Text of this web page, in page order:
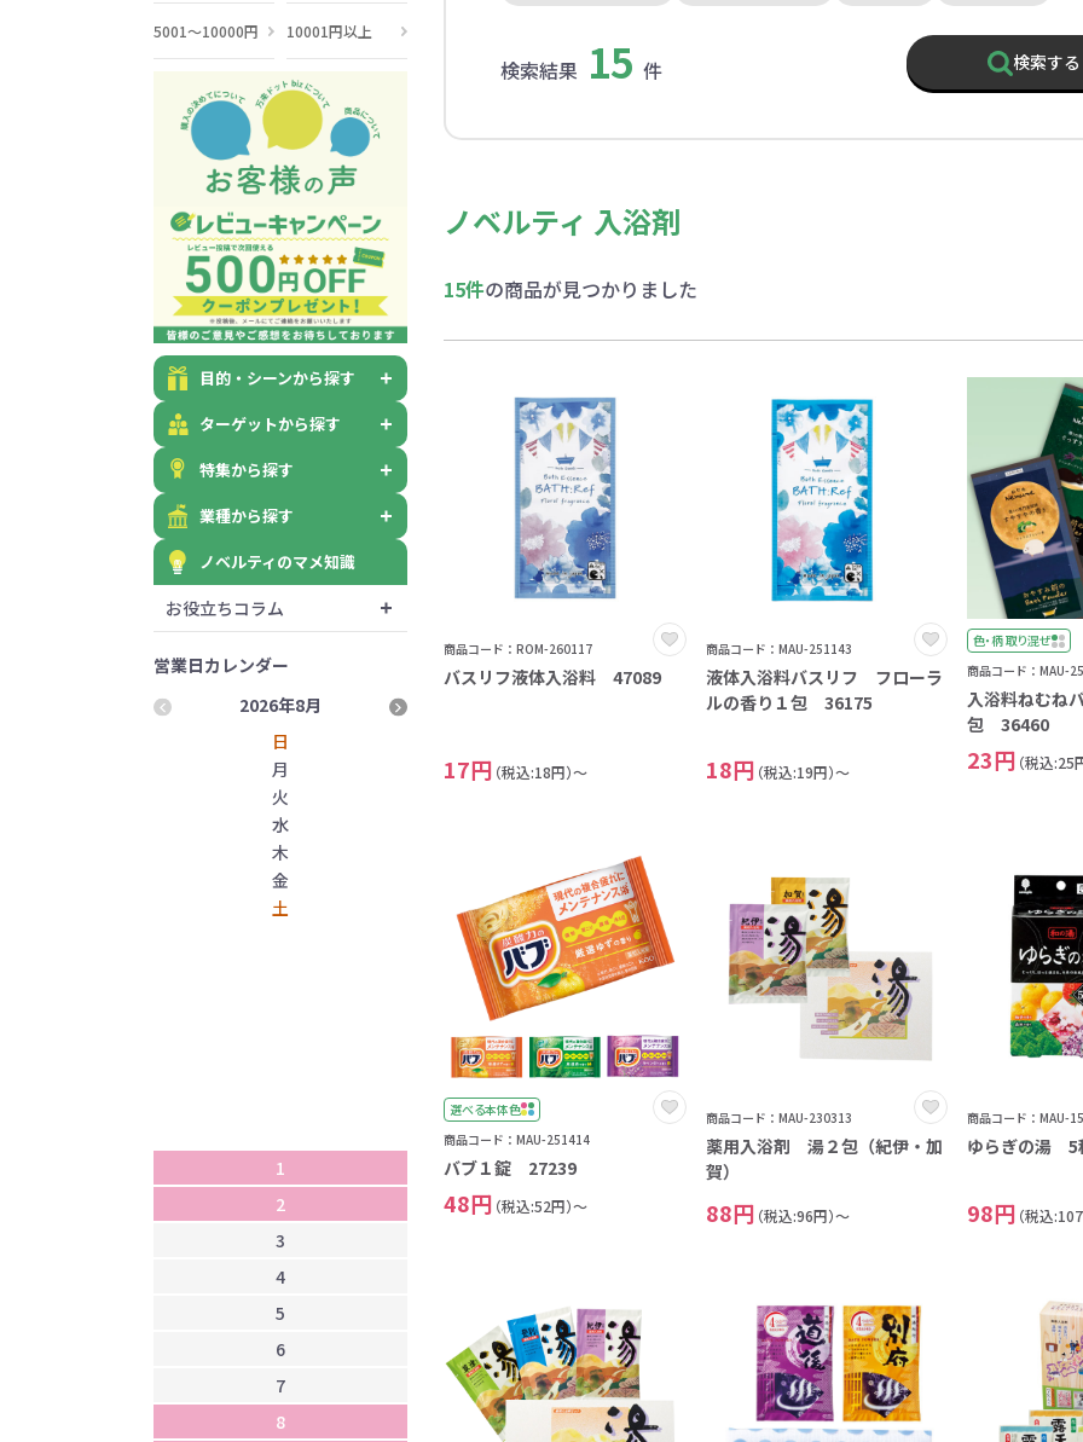
5001～10000円 10001円以上
目的・シーンから探す
ターゲットから探す
特集から探す
業種から探す
ノベルティのマメ知識
お役立ちコラム
営業日カレンダー
2026年8月
日
月
火
水
木
金
土
1
2
3
4
5
6
7
8
月
土
2
3
4
5
6
9
10
11
検索結果 15 件 検索する
ノベルティ 入浴剤
15件の商品が見つかりました
商品コード：ROM-260117
バスリフ液体入浴料 47089
17円 （税込:18円）～
商品コード：MAU-251143
液体入浴料バスリフ フローラ
ルの香り１包 36175
18円 （税込:19円）～
色・柄 取り混ぜ
商品コード：MAU-
入浴料ねむね
包 36460
23円 （税込:25
選べる本体色
商品コード：MAU-251414
バブ１錠 27239
48円 （税込:52円）～
商品コード：MAU-230313
薬用入浴剤 湯２包（紀伊・加
賀）
88円 （税込:96円）～
商品コード：MAU-
ゆらぎの湯 5
98円 （税込